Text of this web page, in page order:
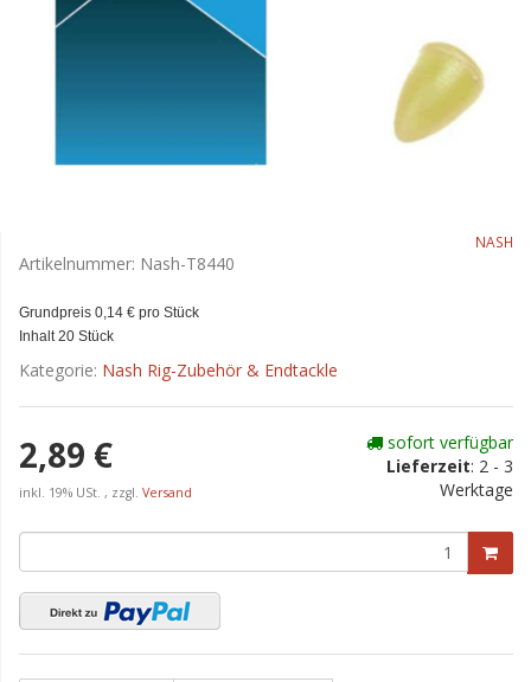
NASH
Artikelnummer: Nash-T8440
Grundpreis 0,14 € pro Stück
Inhalt 20 Stück
Kategorie: Nash Rig-Zubehör & Endtackle
2,89 €
inkl. 19% USt. , zzgl. Versand
sofort verfügbar
Lieferzeit: 2 - 3
Werktage